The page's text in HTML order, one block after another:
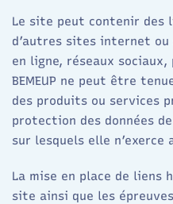
Le site peut contenir des
d’autres sites internet
en ligne, réseaux
BEMEUP ne peut être
des produits ou services
protection des données
sur lesquels elle n’exerce
La mise en place de
site ainsi que les épreuves